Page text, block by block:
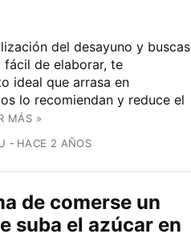
del desayuno y buscas
fácil de elaborar, te
ideal que arrasa en
lo recomiendan y reduce el
MÁS »
HACE 2 AÑOS
de comerse un
suba el azúcar en